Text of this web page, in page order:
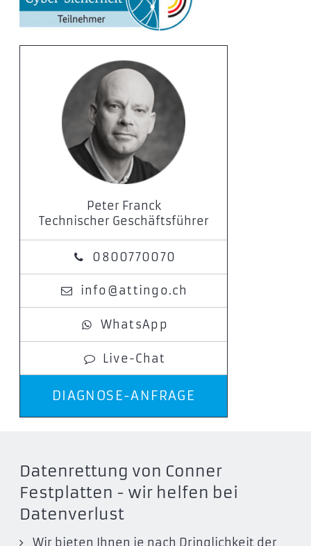
Peter Franck
Technischer Geschäftsführer
0800770070
info@attingo.ch
WhatsApp
Live-Chat
DIAGNOSE-ANFRAGE
Datenrettung von Conner
Festplatten - wir helfen bei
Datenverlust
Wir bieten Ihnen je nach Dringlichkeit der